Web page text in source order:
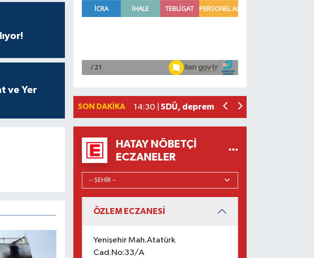
ve Yer
SON DAKIKA
Türkiye ve 7 ülke, İsrail'in Gazze'deki
14:30 | SDÜ, depremde ray burkulmalarını
HATAY NÖBETÇI
ECZANELER
ÖZLEM ECZANESİ
Yenişehir Mah.Atatürk
Cad.No:33/A